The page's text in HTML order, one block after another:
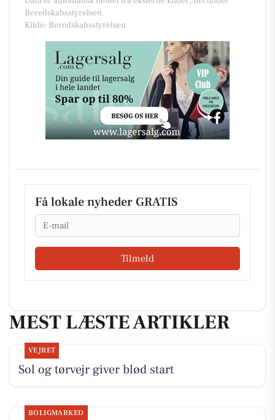
Beredskabsstyrelsen.
Kilde: Beredskabsstyrelsen
Få lokale nyheder GRATIS
Email
Tilmeld
MEST LÆSTE ARTIKLER
VEJRET
Sol og tørvejr giver blød start
BOLIGMARKED